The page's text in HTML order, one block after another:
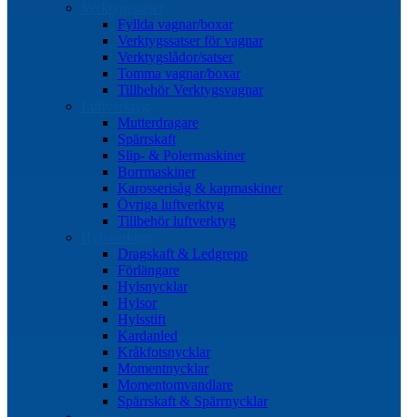
Fyllda vagnar/boxar
Verktygssatser för vagnar
Verktygslådor/satser
Tomma vagnar/boxar
Tillbehör Verktygsvagnar
Mutterdragare
Spärrskaft
Slip- & Polermaskiner
Borrmaskiner
Karosserisåg & kapmaskiner
Övriga luftverktyg
Tillbehör luftverktyg
Dragskaft & Ledgrepp
Förlängare
Hylsnycklar
Hylsor
Hylsstift
Kardanled
Kråkfotsnycklar
Momentnycklar
Momentomvandlare
Spärrskaft & Spärrnycklar